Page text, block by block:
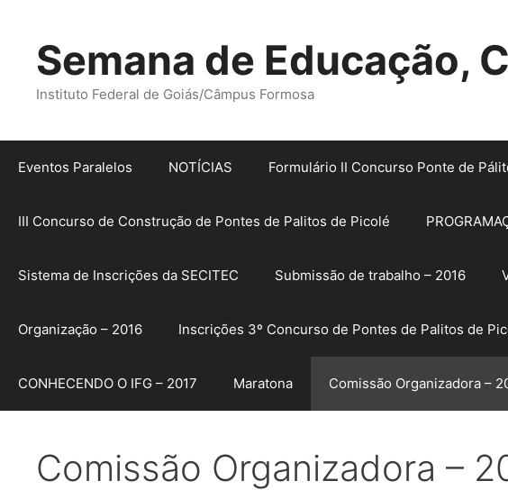
conteúdoSemana de Educação,
Instituto Federal de Goiás/Câmpus Formosa
Eventos Paralelos NOTÍCIAS Formulário II Concurso Ponte de
III Concurso de Construção de Pontes de Palitos de Picolé
Sistema de Inscrições da SECITEC Submissão de trabalho – 2016
Organização – 2016 Inscrições 3º Concurso de Pontes de Palitos de
CONHECENDO O IFG – 2017 Maratona Comissão Organizadora –
Comissão Organizadora –